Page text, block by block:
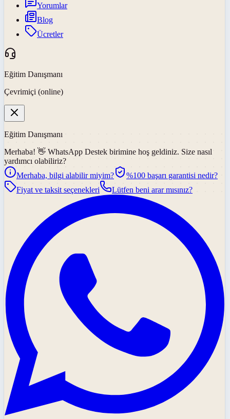
Yorumlar
Blog
Ücretler
Eğitim Danışmanı
Çevrimiçi (online)
Eğitim Danışmanı
Merhaba! 👋 WhatsApp Destek birimine hoş geldiniz. Size nasıl
yardımcı olabiliriz?
Merhaba, bilgi alabilir miyim?
%100 başarı garantisi nedir?
Fiyat ve taksit seçenekleri
Lütfen beni arar mısınız?